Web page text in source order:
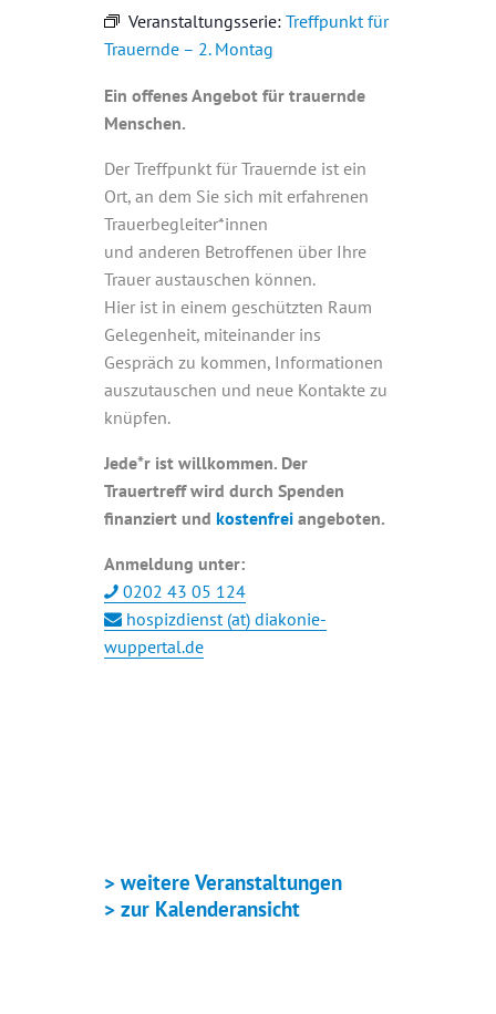
Veranstaltungsserie: Treffpunkt für
Trauernde – 2. Montag
Ein offenes Angebot für trauernde
Menschen.
Der Treffpunkt für Trauernde ist ein
Ort, an dem Sie sich mit erfahrenen
Trauerbegleiter*innen
und anderen Betroffenen über Ihre
Trauer austauschen können.
Hier ist in einem geschützten Raum
Gelegenheit, miteinander ins
Gespräch zu kommen, Informationen
auszutauschen und neue Kontakte zu
knüpfen.
Jede*r ist willkommen. Der
Trauertreff wird durch Spenden
finanziert und kostenfrei angeboten.
Anmeldung unter:
0202 43 05 124
hospizdienst (at) diakonie-
wuppertal.de
> weitere Veranstaltungen
> zur Kalenderansicht